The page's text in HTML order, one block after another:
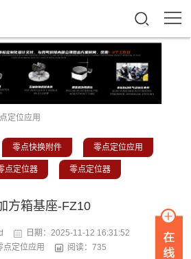
定位应用
零点快换附件 零点定位应用
点定位器 零点定位器
方箱基座-FZ10
日期： 2025-11-12 16:31:52
点定位应用 阅读：735